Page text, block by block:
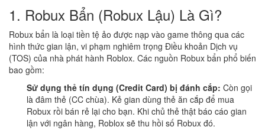
1. Robux Bẩn (Robux Lậu) Là Gì?
Robux bẩn là loại tiền tệ ảo được nạp vào game thông qua các
hình thức gian lận, vi phạm nghiêm trọng Điều khoản Dịch vụ
(TOS) của nhà phát hành Roblox. Các nguồn Robux bẩn phổ biến
bao gồm:
Sử dụng thẻ tín dụng (Credit Card) bị đánh cắp: Còn gọi
là đâm thẻ (CC chùa). Kẻ gian dùng thẻ ăn cắp để mua
Robux rồi bán rẻ lại cho bạn. Khi chủ thẻ thật báo cáo gian
lận với ngân hàng, Roblox sẽ thu hồi số Robux đó.